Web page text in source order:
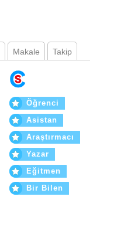
Makale Takip
Öğrenci
Asistan
Araştırmacı
Yazar
Eğitmen
Bir Bilen